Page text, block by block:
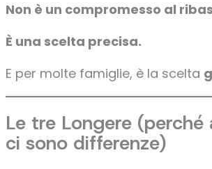
Non è un compromesso al
È una scelta precisa.
E per molte famiglie, è la scelta
Le tre Longere (perché
ci sono differenze)